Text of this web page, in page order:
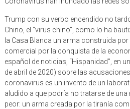
Chino, el “virus chino”, como lo ha
la Casa Blanca un arma construida por
comercial por la conquista de la
español de noticias, “Hispanidad”, en
de abril de 2020) sobre las
coronavirus es un invento de un
aludido a que podría no tratarse de una
peor: un arma creada por la tiranía
Washington Post, el 25 de abril